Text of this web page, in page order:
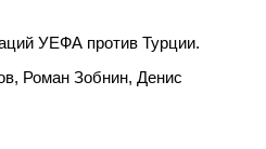
УЕФА против Турции.
Роман Зобнин, Денис